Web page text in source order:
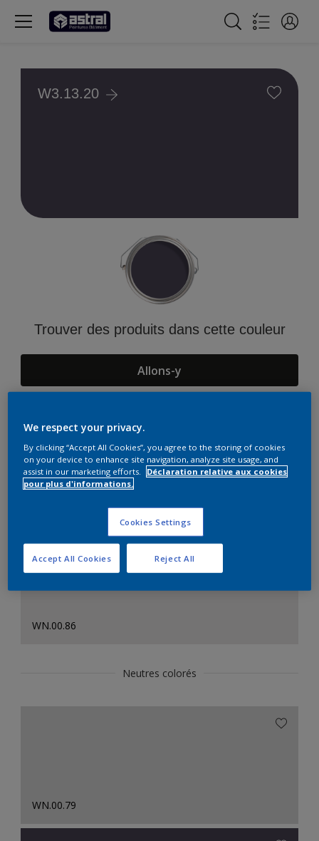
W3.13.20
Trouver des produits dans cette couleur
Allons-y
Suggestions d'Harmonies
WN.00.86
Neutres colorés
WN.00.79
We respect your privacy.
By clicking “Accept All Cookies”, you agree to the storing of cookies
on your device to enhance site navigation, analyze site usage, and
assist in our marketing efforts.
Déclaration relative aux cookies
pour plus d'informations.
Cookies Settings
Reject All
Accept All Cookies